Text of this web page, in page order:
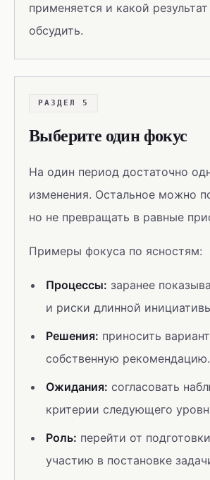
применяется и какой
обсудить.
РАЗДЕЛ 5
Выберите один фокус
На один период достаточно
изменения. Остальное можно
но не превращать в равные
Примеры фокуса по ясностям:
Процессы: заранее
и риски длинной
Решения: приносить
собственную рекомендацию.
Ожидания: согласовать
критерии следующего
Роль: перейти от
участию в постановке